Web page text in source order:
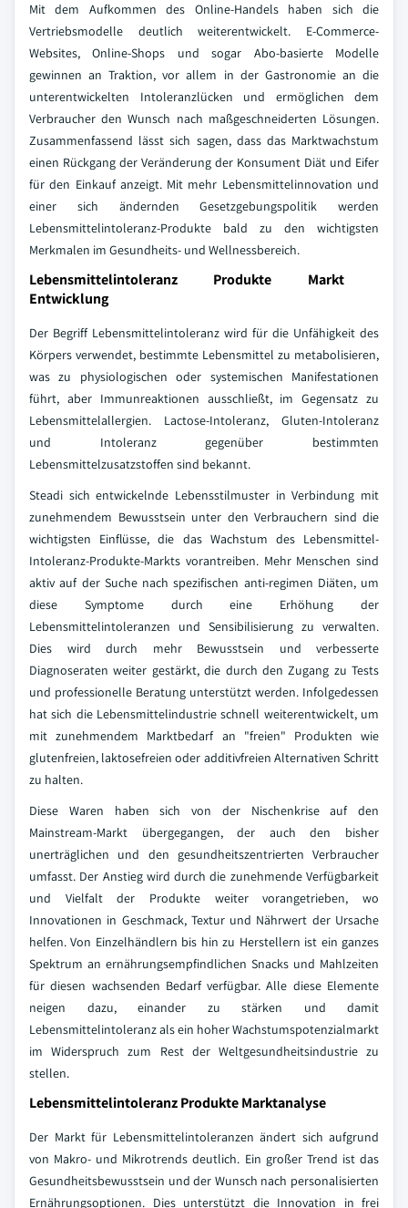
Mit dem Aufkommen des Online-Handels haben sich die
Vertriebsmodelle deutlich weiterentwickelt. E-Commerce-
Websites, Online-Shops und sogar Abo-basierte Modelle
gewinnen an Traktion, vor allem in der Gastronomie an die
unterentwickelten Intoleranzlücken und ermöglichen dem
Verbraucher den Wunsch nach maßgeschneiderten Lösungen.
Zusammenfassend lässt sich sagen, dass das Marktwachstum
einen Rückgang der Veränderung der Konsument Diät und Eifer
für den Einkauf anzeigt. Mit mehr Lebensmittelinnovation und
einer sich ändernden Gesetzgebungspolitik werden
Lebensmittelintoleranz-Produkte bald zu den wichtigsten
Merkmalen im Gesundheits- und Wellnessbereich.
Lebensmittelintoleranz Produkte Markt
Entwicklung
Der Begriff Lebensmittelintoleranz wird für die Unfähigkeit des
Körpers verwendet, bestimmte Lebensmittel zu metabolisieren,
was zu physiologischen oder systemischen Manifestationen
führt, aber Immunreaktionen ausschließt, im Gegensatz zu
Lebensmittelallergien. Lactose-Intoleranz, Gluten-Intoleranz
und Intoleranz gegenüber bestimmten
Lebensmittelzusatzstoffen sind bekannt.
Steadi sich entwickelnde Lebensstilmuster in Verbindung mit
zunehmendem Bewusstsein unter den Verbrauchern sind die
wichtigsten Einflüsse, die das Wachstum des Lebensmittel-
Intoleranz-Produkte-Markts vorantreiben. Mehr Menschen sind
aktiv auf der Suche nach spezifischen anti-regimen Diäten, um
diese Symptome durch eine Erhöhung der
Lebensmittelintoleranzen und Sensibilisierung zu verwalten.
Dies wird durch mehr Bewusstsein und verbesserte
Diagnoseraten weiter gestärkt, die durch den Zugang zu Tests
und professionelle Beratung unterstützt werden. Infolgedessen
hat sich die Lebensmittelindustrie schnell weiterentwickelt, um
mit zunehmendem Marktbedarf an "freien" Produkten wie
glutenfreien, laktosefreien oder additivfreien Alternativen Schritt
zu halten.
Diese Waren haben sich von der Nischenkrise auf den
Mainstream-Markt übergegangen, der auch den bisher
unerträglichen und den gesundheitszentrierten Verbraucher
umfasst. Der Anstieg wird durch die zunehmende Verfügbarkeit
und Vielfalt der Produkte weiter vorangetrieben, wo
Innovationen in Geschmack, Textur und Nährwert der Ursache
helfen. Von Einzelhändlern bis hin zu Herstellern ist ein ganzes
Spektrum an ernährungsempfindlichen Snacks und Mahlzeiten
für diesen wachsenden Bedarf verfügbar. Alle diese Elemente
neigen dazu, einander zu stärken und damit
Lebensmittelintoleranz als ein hoher Wachstumspotenzialmarkt
im Widerspruch zum Rest der Weltgesundheitsindustrie zu
stellen.
Lebensmittelintoleranz Produkte Marktanalyse
Der Markt für Lebensmittelintoleranzen ändert sich aufgrund
von Makro- und Mikrotrends deutlich. Ein großer Trend ist das
Gesundheitsbewusstsein und der Wunsch nach personalisierten
Ernährungsoptionen. Dies unterstützt die Innovation in frei